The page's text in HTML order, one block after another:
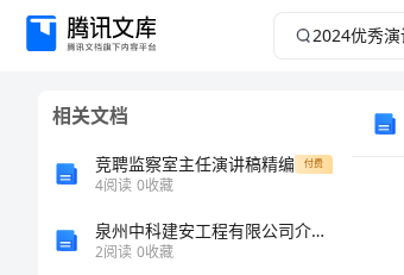
2024
相关文档
竞聘监察室主任演讲稿精编 付费
4阅读 0收藏
泉州中科建安工程有限公司介绍企业发展分析报告
2阅读 0收藏